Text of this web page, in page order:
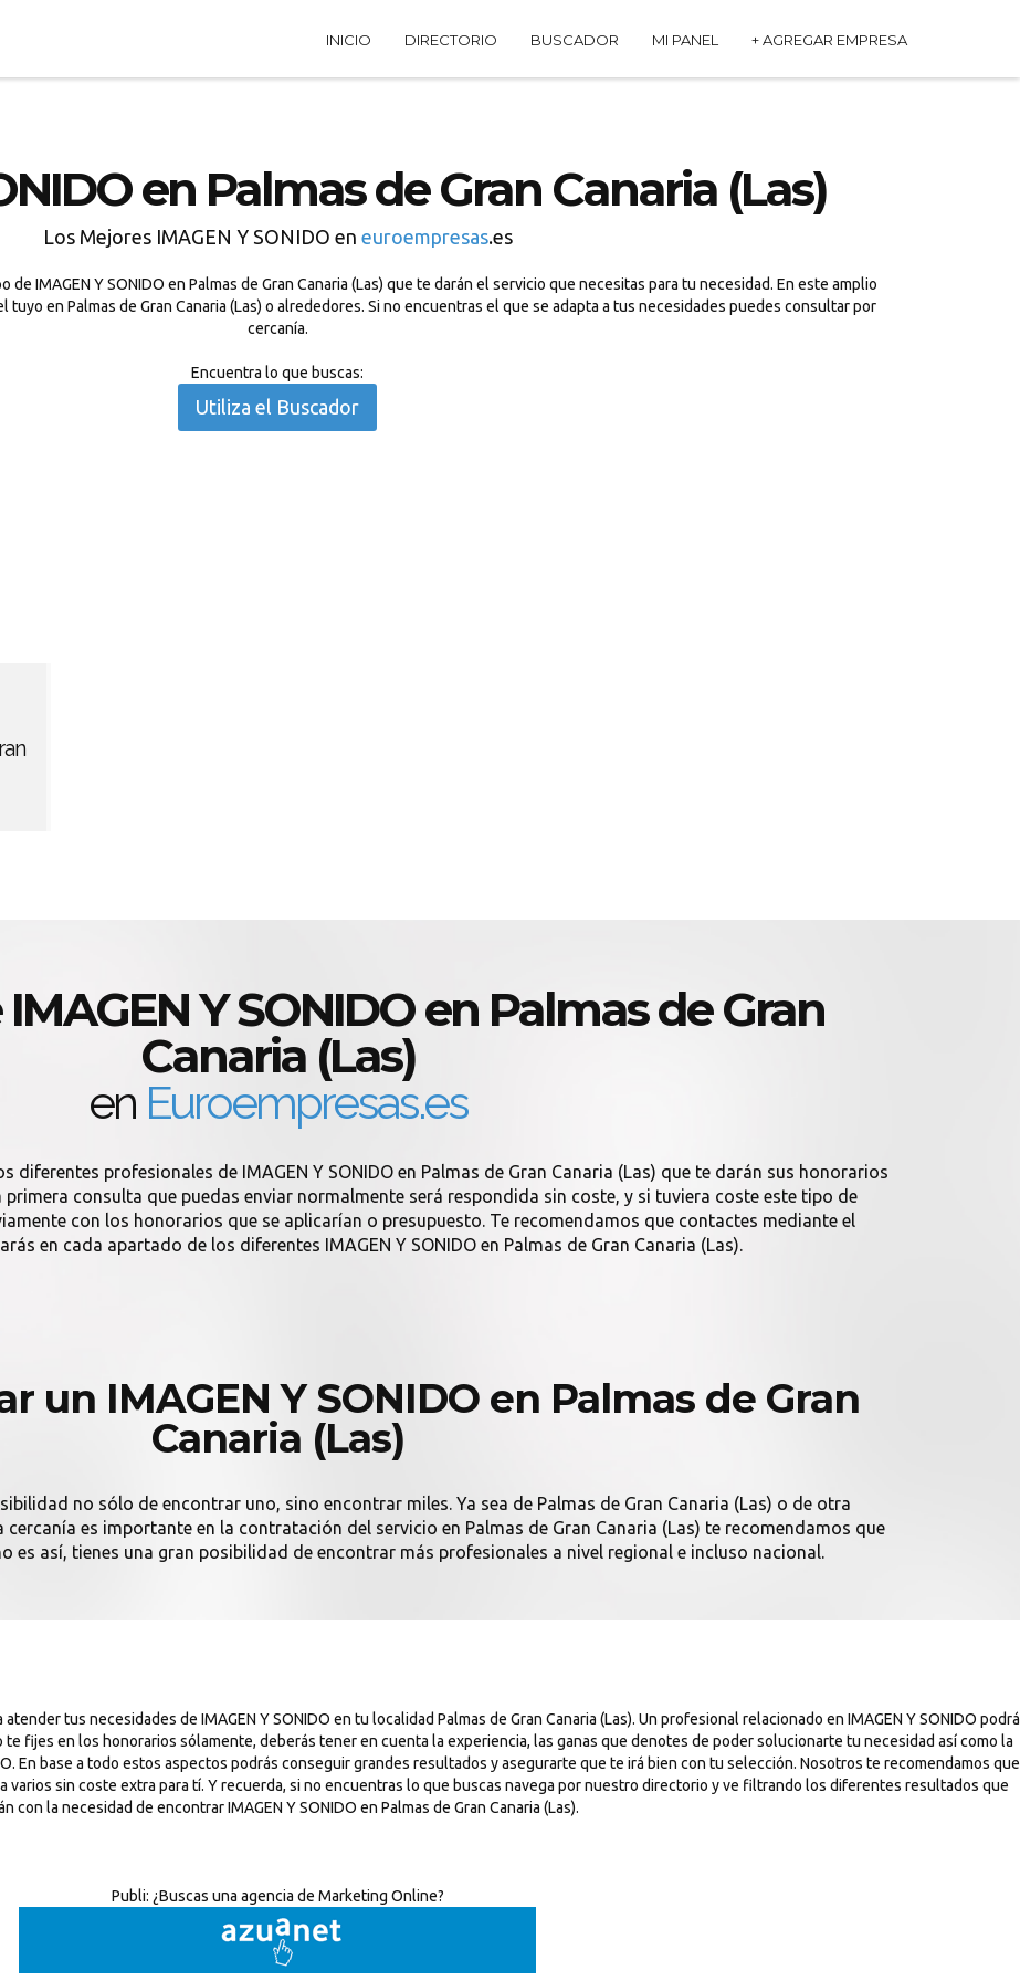
INICIO DIRECTORIO BUSCADOR MI PANEL + AGREGAR EMPRESA
en Palmas de Gran Canaria (Las)
Los Mejores IMAGEN Y SONIDO en euroempresas.es
IMAGEN Y SONIDO en Palmas de Gran Canaria (Las) que te darán el servicio que necesitas para tu necesidad. En este amplio
tuyo en Palmas de Gran Canaria (Las) o alrededores. Si no encuentras el que se adapta a tus necesidades puedes consultar por
cercanía.
Encuentra lo que buscas:
Utiliza el Buscador
Y SONIDO en Palmas de Gran
Canaria (Las)
en Euroempresas.es
diferentes profesionales de IMAGEN Y SONIDO en Palmas de Gran Canaria (Las) que te darán sus honorarios
primera consulta que puedas enviar normalmente será respondida sin coste, y si tuviera coste este tipo de
con los honorarios que se aplicarían o presupuesto. Te recomendamos que contactes mediante el
en cada apartado de los diferentes IMAGEN Y SONIDO en Palmas de Gran Canaria (Las).
un IMAGEN Y SONIDO en Palmas de Gran
Canaria (Las)
no sólo de encontrar uno, sino encontrar miles. Ya sea de Palmas de Gran Canaria (Las) o de otra
es importante en la contratación del servicio en Palmas de Gran Canaria (Las) te recomendamos que
es así, tienes una gran posibilidad de encontrar más profesionales a nivel regional e incluso nacional.
tus necesidades de IMAGEN Y SONIDO en tu localidad Palmas de Gran Canaria (Las). Un profesional relacionado en IMAGEN Y SONIDO podrá
fijes en los honorarios sólamente, deberás tener en cuenta la experiencia, las ganas que denotes de poder solucionarte tu necesidad así como la
En base a todo estos aspectos podrás conseguir grandes resultados y asegurarte que te irá bien con tu selección. Nosotros te recomendamos que
varios sin coste extra para tí. Y recuerda, si no encuentras lo que buscas navega por nuestro directorio y ve filtrando los diferentes resultados que
con la necesidad de encontrar IMAGEN Y SONIDO en Palmas de Gran Canaria (Las).
Publi: ¿Buscas una agencia de Marketing Online?